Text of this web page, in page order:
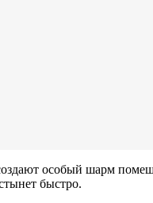
особый шарм
быстро.